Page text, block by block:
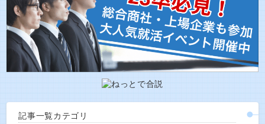
記事一覧カテゴリ